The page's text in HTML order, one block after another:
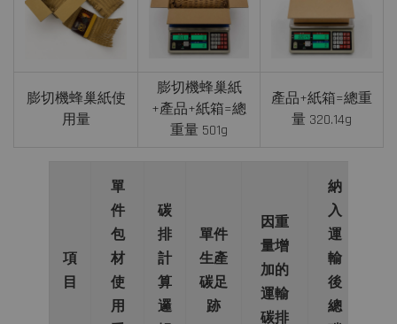
膨切機蜂巢紙使
用量
膨切機蜂巢紙
+產品+紙箱=總
重量 501g
產品+紙箱=總重
量 320.14g
項
目
單
件
包
材
使
用
碳
排
計
算
邏
單件
生產
碳足
跡
因重
量增
加的
運輸
碳排
納
入
運
輸
後
總